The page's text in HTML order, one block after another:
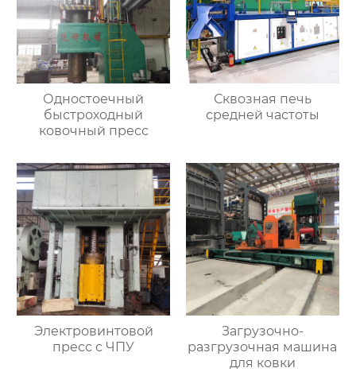
Одностоечный
быстроходный
ковочный пресс
Сквозная печь
средней частоты
Электровинтовой
пресс с ЧПУ
Загрузочно-
разгрузочная машина
для ковки